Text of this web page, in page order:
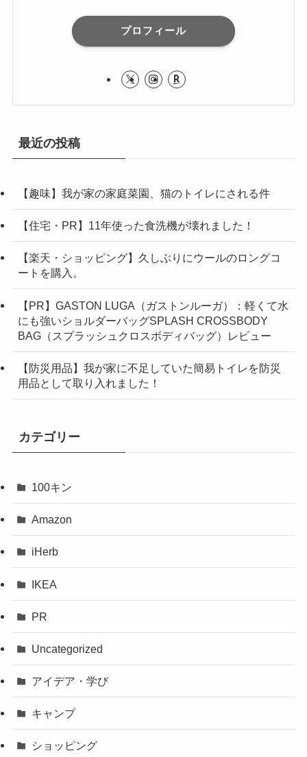
プロフィール
最近の投稿
【趣味】我が家の家庭菜園、猫のトイレにされる件
【住宅・PR】11年使った食洗機が壊れました！
【楽天・ショッピング】久しぶりにウールのロングコ
ートを購入。
【PR】GASTON LUGA（ガストンルーガ）：軽くて水
にも強いショルダーバッグSPLASH CROSSBODY
BAG（スプラッシュクロスボディバッグ）レビュー
【防災用品】我が家に不足していた簡易トイレを防災
用品として取り入れました！
カテゴリー
100キン
Amazon
iHerb
IKEA
PR
Uncategorized
アイデア・学び
キャンプ
ショッピング